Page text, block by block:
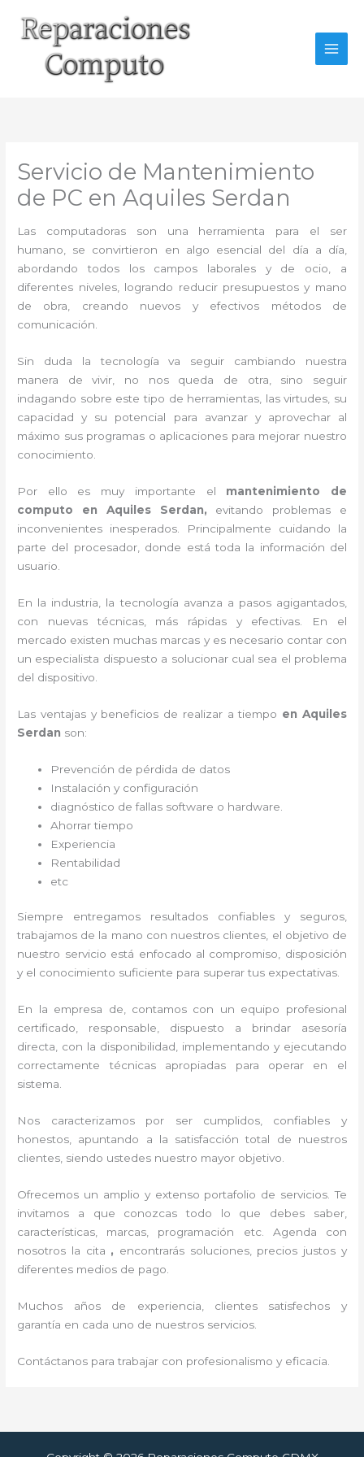
contenido
Servicio de Mantenimiento
de PC en Aquiles Serdan
Las computadoras son una herramienta para el ser
humano, se convirtieron en algo esencial del día a día,
abordando todos los campos laborales y de ocio, a
diferentes niveles, logrando reducir presupuestos y mano
de obra, creando nuevos y efectivos métodos de
comunicación.
Sin duda la tecnología va seguir cambiando nuestra
manera de vivir, no nos queda de otra, sino seguir
indagando sobre este tipo de herramientas, las virtudes, su
capacidad y su potencial para avanzar y aprovechar al
máximo sus programas o aplicaciones para mejorar nuestro
conocimiento.
Por ello es muy importante el mantenimiento de
computo en Aquiles Serdan, evitando problemas e
inconvenientes inesperados. Principalmente cuidando la
parte del procesador, donde está toda la información del
usuario.
En la industria, la tecnología avanza a pasos agigantados,
con nuevas técnicas, más rápidas y efectivas . En el
mercado existen muchas marcas y es necesario contar con
un especialista dispuesto a solucionar cual sea el problema
del dispositivo.
Las ventajas y beneficios de realizar a tiempo en Aquiles
Serdan son:
Prevención de pérdida de datos
Instalación y configuración
diagnóstico de fallas software o hardware
Ahorrar tiempo
Experiencia
Rentabilidad
etc
Siempre entregamos resultados confiables y seguros,
trabajamos de la mano con nuestros clientes, el objetivo de
nuestro servicio está enfocado al compromiso, disposición
y el conocimiento suficiente para superar tus expectativas.
En la empresa de , contamos con un equipo profesional
certificado, responsable, dispuesto a brindar asesoría
directa, con la disponibilidad, implementando y ejecutando
correctamente técnicas apropiadas para operar en el
sistema.
Nos caracterizamos por ser cumplidos, confiables y
honestos, apuntando a la satisfacción total de nuestros
clientes, siendo ustedes nuestro mayor objetivo.
Ofrecemos un amplio y extenso portafolio de servicios. Te
invitamos a que conozcas todo lo que debes saber,
características, marcas, programación etc. Agenda con
nosotros la cita , encontrarás soluciones, precios justos y
diferentes medios de pago.
Muchos años de experiencia, clientes satisfechos y
garantía en cada uno de nuestros servicios.
Contáctanos para trabajar con profesionalismo y eficacia.